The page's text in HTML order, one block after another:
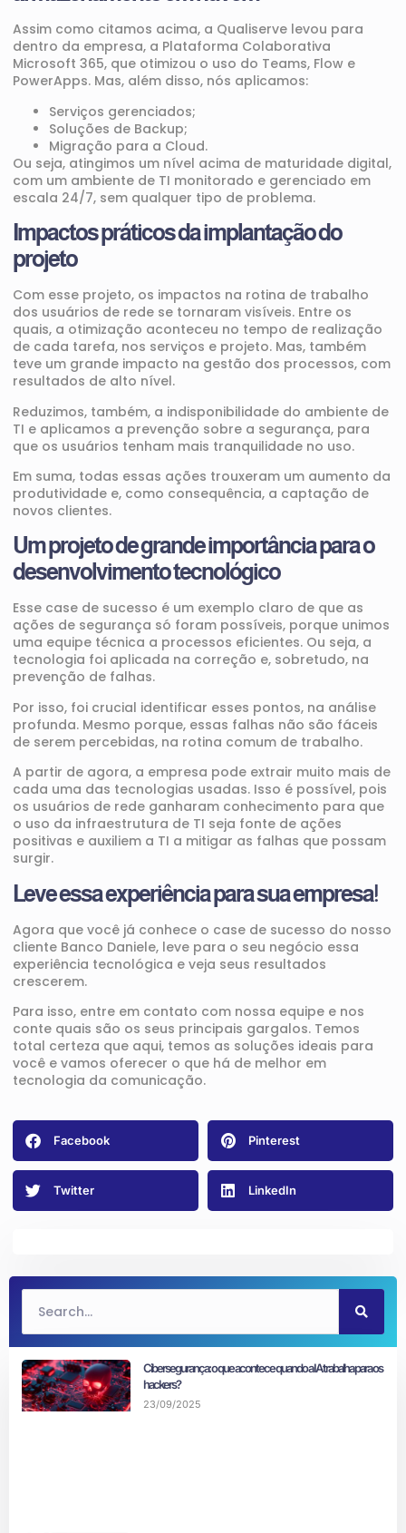
Assim como citamos acima, a Qualiserve levou para
dentro da empresa, a Plataforma Colaborativa
Microsoft 365, que otimizou o uso do Teams, Flow e
PowerApps. Mas, além disso, nós aplicamos:
Serviços gerenciados;
Soluções de Backup;
Migração para a Cloud.
Ou seja, atingimos um nível acima de maturidade digital,
com um ambiente de TI monitorado e gerenciado em
escala 24/7, sem qualquer tipo de problema.
Impactos práticos da implantação do
projeto
Com esse projeto, os impactos na rotina de trabalho
dos usuários de rede se tornaram visíveis. Entre os
quais, a otimização aconteceu no tempo de realização
de cada tarefa, nos serviços e projeto. Mas, também
teve um grande impacto na gestão dos processos, com
resultados de alto nível.
Reduzimos, também, a indisponibilidade do ambiente de
TI e aplicamos a prevenção sobre a segurança, para
que os usuários tenham mais tranquilidade no uso.
Em suma, todas essas ações trouxeram um aumento da
produtividade e, como consequência, a captação de
novos clientes.
Um projeto de grande importância para o
desenvolvimento tecnológico
Esse case de sucesso é um exemplo claro de que as
ações de segurança só foram possíveis, porque unimos
uma equipe técnica a processos eficientes. Ou seja, a
tecnologia foi aplicada na correção e, sobretudo, na
prevenção de falhas.
Por isso, foi crucial identificar esses pontos, na análise
profunda. Mesmo porque, essas falhas não são fáceis
de serem percebidas, na rotina comum de trabalho.
A partir de agora, a empresa pode extrair muito mais de
cada uma das tecnologias usadas. Isso é possível, pois
os usuários de rede ganharam conhecimento para que
o uso da infraestrutura de TI seja fonte de ações
positivas e auxiliem a TI a mitigar as falhas que possam
surgir.
Leve essa experiência para sua empresa!
Agora que você já conhece o case de sucesso do nosso
cliente Banco Daniele, leve para o seu negócio essa
experiência tecnológica e veja seus resultados
crescerem.
Para isso, entre em contato com nossa equipe e nos
conte quais são os seus principais gargalos. Temos
total certeza que aqui, temos as soluções ideais para
você e vamos oferecer o que há de melhor em
tecnologia da comunicação.
Facebook Pinterest
Twitter LinkedIn
Cibersegurança: o que acontece quando a IA trabalha para os
hackers?
23/09/2025